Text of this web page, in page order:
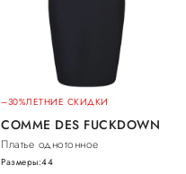
–30%ЛЕТНИЕ СКИДКИ
COMME DES FUCKDOWN
Платье однотонное
Размеры:44